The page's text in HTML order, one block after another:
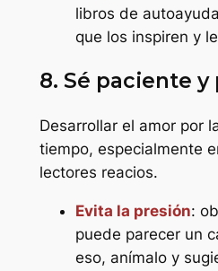
libros de
que los inspiren y
8. Sé paciente
Desarrollar el amor por
tiempo, especialmente
lectores reacios.
Evita la presión:
puede parecer un
eso, anímalo y